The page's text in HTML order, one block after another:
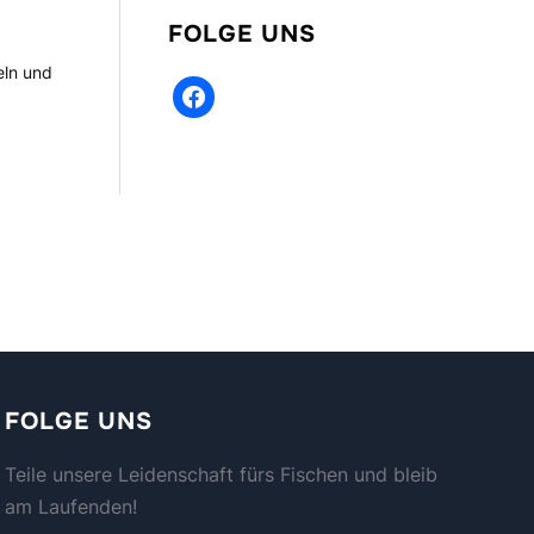
und
FOLGE UNS
facebook
FOLGE UNS
Teile unsere Leidenschaft fürs Fischen und bleib
am Laufenden!